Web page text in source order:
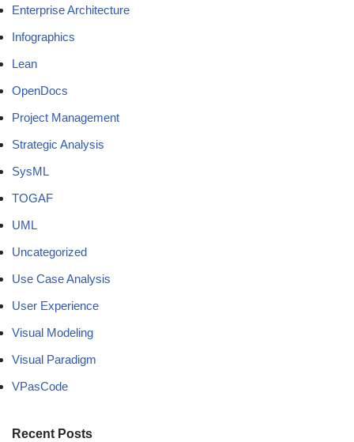
Enterprise Architecture
Infographics
Lean
OpenDocs
Project Management
Strategic Analysis
SysML
TOGAF
UML
Uncategorized
Use Case Analysis
User Experience
Visual Modeling
Visual Paradigm
VPasCode
Recent Posts